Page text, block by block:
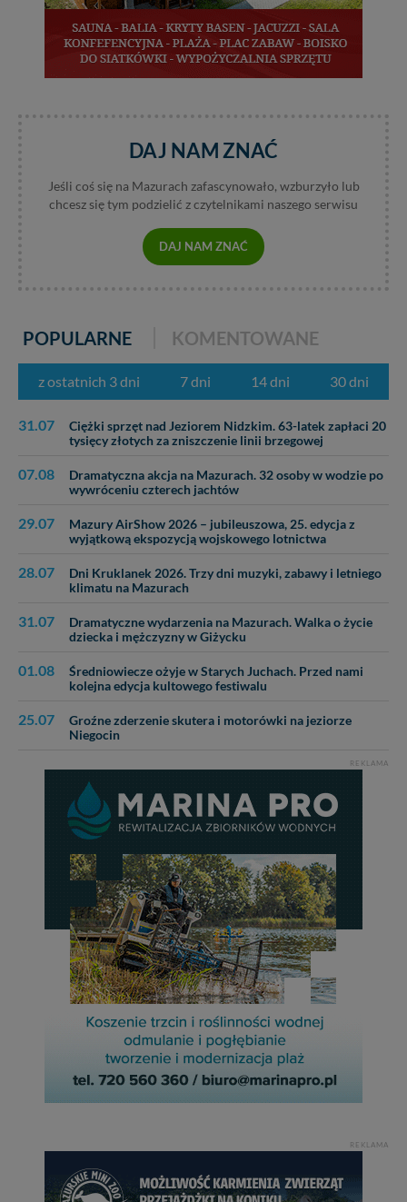
DAJ NAM ZNAĆ
Jeśli coś się na Mazurach zafascynowało, wzburzyło lub
chcesz się tym podzielić z czytelnikami naszego serwisu
DAJ NAM ZNAĆ
POPULARNE KOMENTOWANE
z ostatnich 3 dni 7 dni 14 dni 30 dni
31.07
Ciężki sprzęt nad Jeziorem Nidzkim. 63-latek zapłaci 20
tysięcy złotych za zniszczenie linii brzegowej
07.08
Dramatyczna akcja na Mazurach. 32 osoby w wodzie po
wywróceniu czterech jachtów
29.07
Mazury AirShow 2026 – jubileuszowa, 25. edycja z
wyjątkową ekspozycją wojskowego lotnictwa
28.07
Dni Kruklanek 2026. Trzy dni muzyki, zabawy i letniego
klimatu na Mazurach
31.07
Dramatyczne wydarzenia na Mazurach. Walka o życie
dziecka i mężczyzny w Giżycku
01.08
Średniowiecze ożyje w Starych Juchach. Przed nami
kolejna edycja kultowego festiwalu
25.07
Groźne zderzenie skutera i motorówki na jeziorze
Niegocin
REKLAMA
REKLAMA